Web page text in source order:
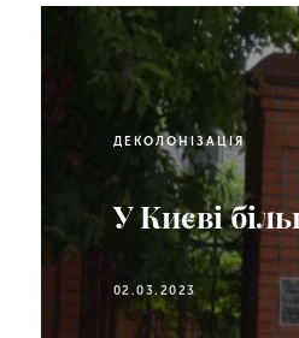
ДЕКОЛОНІЗАЦІЯ
У Києві
02.03.2023